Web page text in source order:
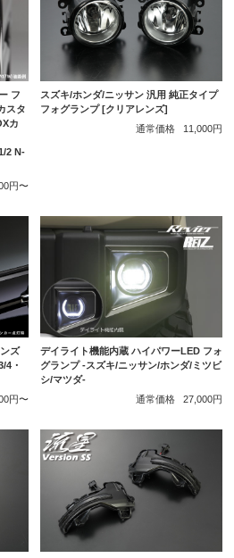
フ
スタ
カ
2 N-
円〜
スズキ/ホンダ/ニッサン 汎用 純正タイプ
フォグランプ [クリアレンズ]
通常価格
11,000円
ズ
4・
円〜
デイライト機能内蔵 ハイパワーLED フォ
グランプ -スズキ/ニッサン/ホンダ/ミツビ
シ/マツダ-
通常価格
27,000円